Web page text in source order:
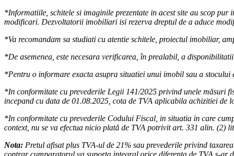
*Informatiile, schitele si imaginile prezentate in acest site au scop
modificari. Dezvoltatorii imobiliari isi rezerva dreptul de a aduce
*Va recomandam sa studiati cu atentie schitele, proiectul imobiliar,
*De asemenea, este necesara verificarea, în prealabil, a
*Pentru o informare exacta asupra situatiei unui imobil sau a
*In conformitate cu prevederile Legii 141/2025 privind unele măsuri
incepand cu data de 01.08.2025, cota de TVA aplicabila achizitiei de
*In conformitate cu prevederile Codului Fiscal, in situatia in care
context, nu se va efectua nicio plată de TVA potrivit art. 331 alin. (2)
Nota: Pretul afisat plus TVA-ul de 21% sau prevederile privind
contrar cumparatorul va suporta integral orice diferenta de TVA s-ar